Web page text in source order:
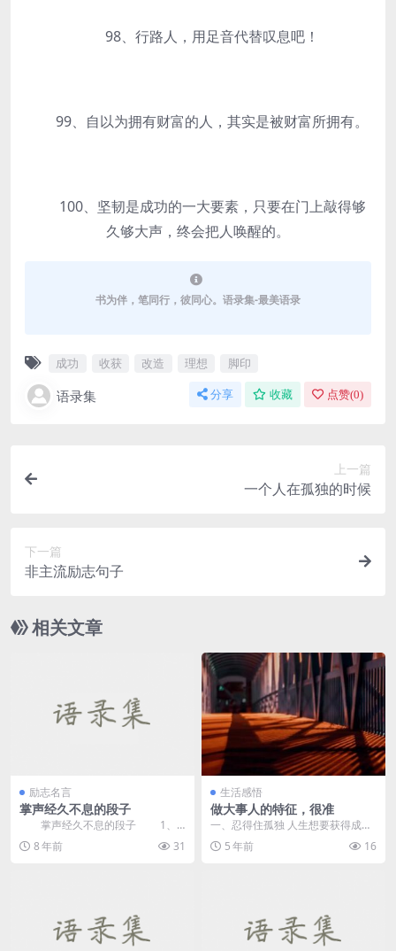
98、行路人，用足音代替叹息吧！
99、自以为拥有财富的人，其实是被财富所拥有。
100、坚韧是成功的一大要素，只要在门上敲得够
久够大声，终会把人唤醒的。
书为伴，笔同行，彼同心。语录集-最美语录
成功 收获 改造 理想 脚印
语录集 分享 收藏 点赞(0)
上一篇
一个人在孤独的时候
下一篇
非主流励志句子
相关文章
励志名言
掌声经久不息的段子
掌声经久不息的段子 1、
一位记者问博内拉：“请问博内拉先
生，...8 年前 31
生活感悟
做大事人的特征，很准
一、忍得住孤独 人生想要获得成
功，必须忍得住孤独，尤其是在创
业之初，很多时候为了...
5 年前 16